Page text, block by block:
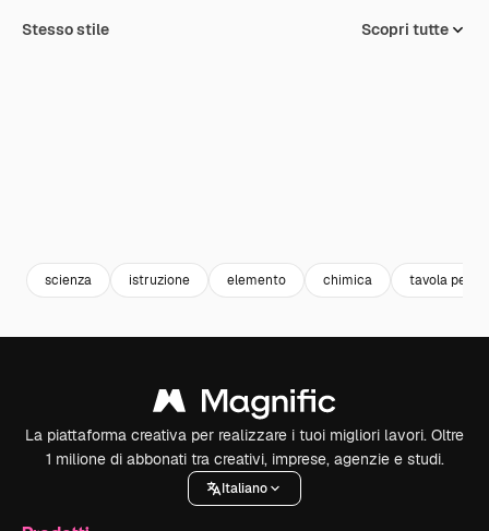
Stesso stile Scopri tutte
scienza istruzione elemento chimica tavola
La piattaforma creativa per realizzare i tuoi migliori lavori. Oltre
1 milione di abbonati tra creativi, imprese, agenzie e studi.
Italiano